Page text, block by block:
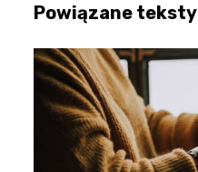
Powiązane teksty